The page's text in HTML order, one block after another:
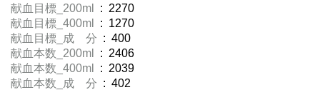
献血目標_200ml
: 2270
献血目標_400ml
: 1270
献血目標_成 分 : 400
献血本数_200ml
: 2406
献血本数_400ml
: 2039
献血本数_成 分 : 402